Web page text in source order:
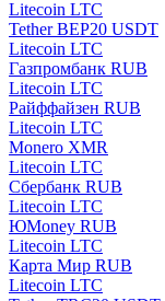
Litecoin LTC
Tether BEP20 USDT
Litecoin LTC
Газпромбанк RUB
Litecoin LTC
Райффайзен RUB
Litecoin LTC
Monero XMR
Litecoin LTC
Сбербанк RUB
Litecoin LTC
ЮMoney RUB
Litecoin LTC
Карта Мир RUB
Litecoin LTC